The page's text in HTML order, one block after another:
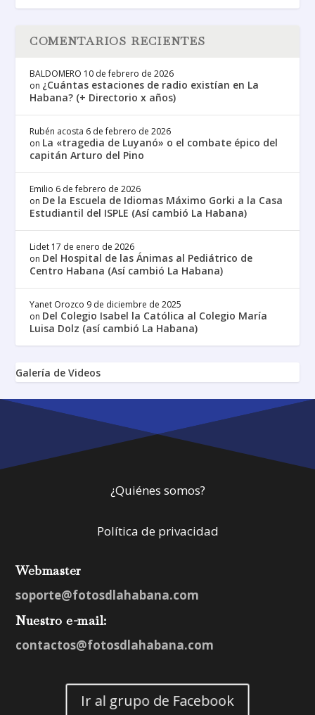
COMENTARIOS RECIENTES
BALDOMERO 10 de febrero de 2026
on ¿Cuántas estaciones de radio existían en La
Habana? (+ Directorio x años)
Rubén acosta 6 de febrero de 2026
on La «tragedia de Luyanó» o el combate épico del
capitán Arturo del Pino
Emilio 6 de febrero de 2026
on De la Escuela de Idiomas Máximo Gorki a la Casa
Estudiantil del ISPLE (Así cambió La Habana)
Lidet 17 de enero de 2026
on Del Hospital de las Ánimas al Pediátrico de
Centro Habana (Así cambió La Habana)
Yanet Orozco 9 de diciembre de 2025
on Del Colegio Isabel la Católica al Colegio María
Luisa Dolz (así cambió La Habana)
Galería de Videos
¿Quiénes somos?
Política de privacidad
Webmaster
soporte@fotosdlahabana.com
Nuestro e-mail:
contactos@fotosdlahabana.com
Ir al grupo de Facebook